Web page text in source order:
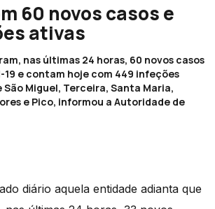
60 novos casos e
ativas
nas últimas 24 horas, 60 novos casos
e contam hoje com 449 infeções
São Miguel, Terceira, Santa Maria,
e Pico, informou a Autoridade de
diário aquela entidade adianta que